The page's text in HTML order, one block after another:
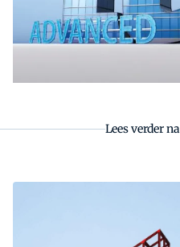
Zoeken
Lees verder